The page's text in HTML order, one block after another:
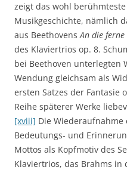
zeigt das wohl
Musikgeschichte, nämlich
aus BeethovensAn die
des Klaviertrios op. 8.
bei Beethoven unterlegten
Wendung gleichsam als
ersten Satzes der Fantasie
Reihe späterer Werke
[xviii] Die
Bedeutungs- und
Mottos als Kopfmotiv des
Klaviertrios, das Brahms